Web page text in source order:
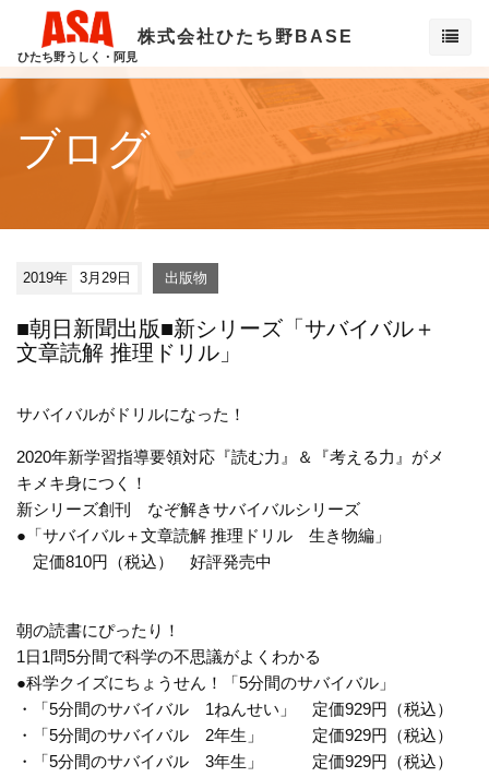
ひたち野うしく・阿見
株式会社ひたち野BASE
ブログ
2019年 3月29日 出版物
■朝日新聞出版■新シリーズ「サバイバル＋
文章読解 推理ドリル」
サバイバルがドリルになった！
2020年新学習指導要領対応『読む力』＆『考える力』がメ
キメキ身につく！
新シリーズ創刊 なぞ解きサバイバルシリーズ
●「サバイバル＋文章読解 推理ドリル 生き物編」
定価810円（税込） 好評発売中
朝の読書にぴったり！
1日1問5分間で科学の不思議がよくわかる
●科学クイズにちょうせん！「5分間のサバイバル」
・「5分間のサバイバル 1ねんせい」 定価929円（税込）
・「5分間のサバイバル 2年生」 定価929円（税込）
・「5分間のサバイバル 3年生」 定価929円（税込）